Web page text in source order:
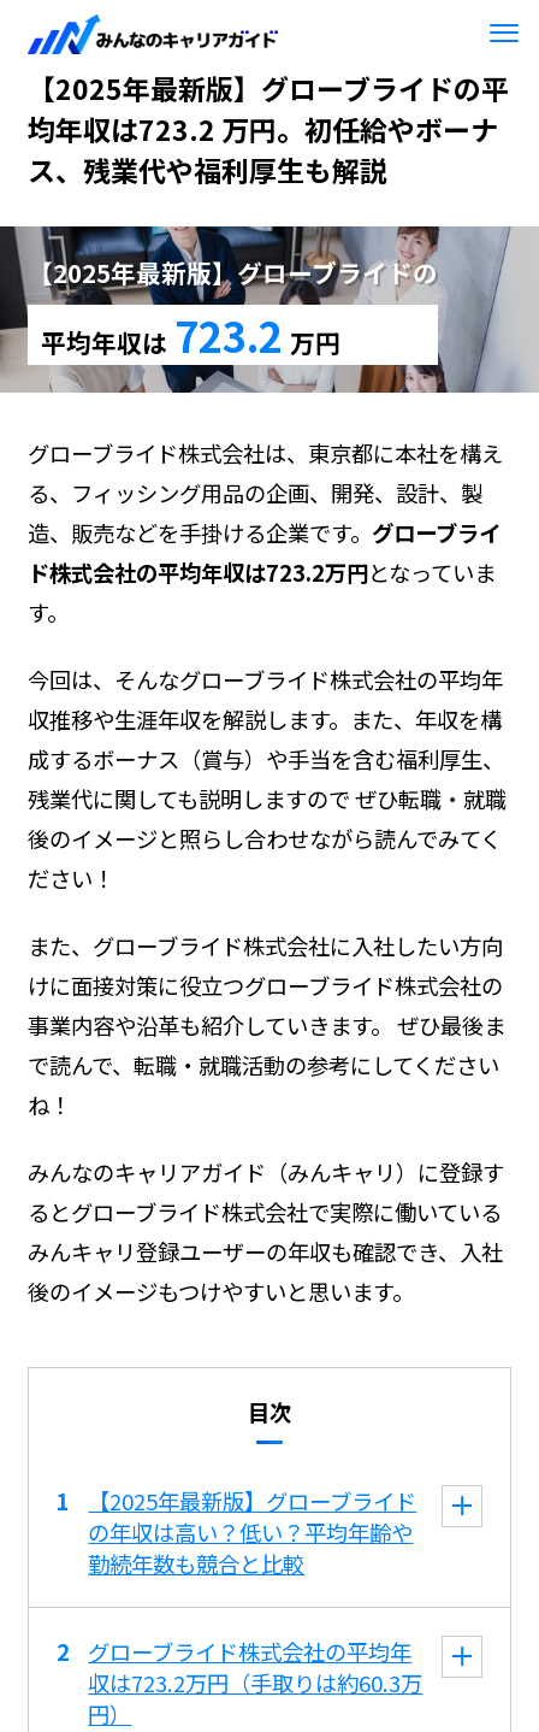
HOME 【2025年最新版】グローブライド
【2025年最新版】グローブライドの平
均年収は723.2 万円。初任給やボーナ
ス、残業代や福利厚生も解説
【2025年最新版】グローブライドの
平均年収は 723.2 万円
グローブライド株式会社は、東京都に本社を構え
る、フィッシング用品の企画、開発、設計、製
造、販売などを手掛ける企業です。 グローブライ
ド株式会社の平均年収は723.2万円となっていま
す。
今回は、そんなグローブライド株式会社の平均年
収推移や生涯年収を解説します。また、年収を構
成するボーナス（賞与）や手当を含む福利厚生、
残業代に関しても説明しますので ぜひ転職・就職
後のイメージと照らし合わせながら読んでみてく
ださい！
また、グローブライド株式会社に入社したい方向
けに面接対策に役立つグローブライド株式会社の
事業内容や沿革も紹介していきます。 ぜひ最後ま
で読んで、転職・就職活動の参考にしてください
ね！
みんなのキャリアガイド（みんキャリ）に登録す
るとグローブライド株式会社で実際に働いている
みんキャリ登録ユーザーの年収も確認でき、入社
後のイメージもつけやすいと思います。
目次
【2025年最新版】グローブライド
の年収は高い？低い？平均年齢や
勤続年数も競合と比較
グローブライド株式会社の平均年
収は723.2万円（手取りは約60.3万
円）